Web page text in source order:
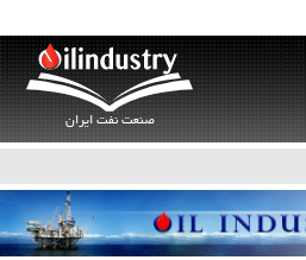
صنعت نفت ایران